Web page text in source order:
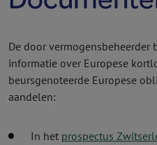
De door vermogens­beheerder
informatie over Europese
beursgenoteerde Europese
aandelen:
In het prospectus